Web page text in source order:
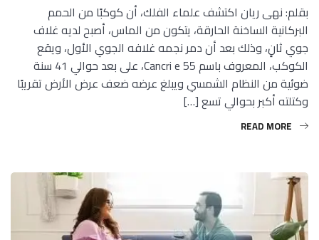
بقلم: نهى ريان اكتشف علماء الفلك، أن كوكبًا من الحمم
البركانية الساخنة الحارقة، يتكون من الماس، أصبح لديه غلاف
جوي ثانٍ، وذلك بعد أن دمر نجمه غلافه الجوي الأول، ويقع
الكوكب، المعروف باسم 55 Cancri e، على بعد حوالي 41 سنة
ضوئية من النظام الشمسي ويبلغ عرضه ضعف عرض الأرض تقريبًا
وكتلته أكبر بحوالي تسع […]
READ MORE